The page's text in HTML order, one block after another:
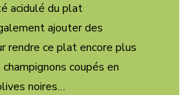
acidulé du plat
ajouter des
rendre ce plat encore plus
coupés en
noires…